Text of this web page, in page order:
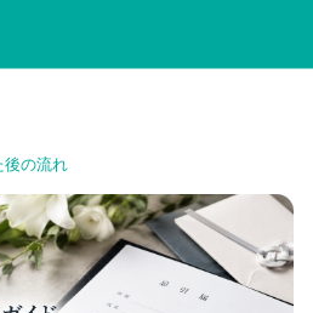
後の流れ
｜必須記載項目・提出手順・
ンプレ付きで解説